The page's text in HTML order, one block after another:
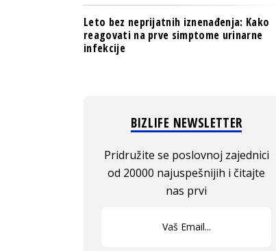
Leto bez neprijatnih iznenađenja: Kako
reagovati na prve simptome urinarne
infekcije
BIZLIFE NEWSLETTER
Pridružite se poslovnoj zajednici
od 20000 najuspešnijih i čitajte
nas prvi